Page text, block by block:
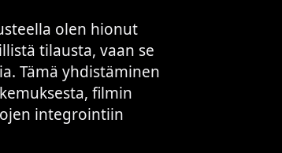
olen hionut
tilausta, vaan se
Tämä yhdistäminen
filmin
integrointiin